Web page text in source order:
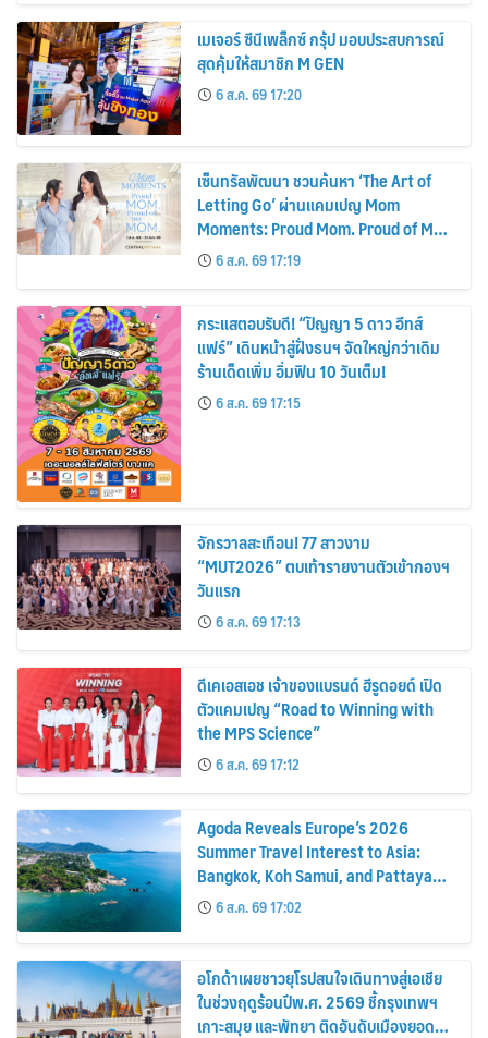
เมเจอร์ ซีนีเพล็กซ์ กรุ้ป มอบประสบการณ์
สุดคุ้มให้สมาชิก M GEN
6 ส.ค. 69 17:20
เซ็นทรัลพัฒนา ชวนค้นหา ‘The Art of
Letting Go’ ผ่านแคมเปญ Mom
Moments: Proud Mom. Proud of My
Mom.6 ส.ค. 69 17:19
กระแสตอบรับดี! “ปัญญา 5 ดาว อีทส์
แฟร์” เดินหน้าสู่ฝั่งธนฯ จัดใหญ่กว่าเดิม
ร้านเด็ดเพิ่ม อิ่มฟิน 10 วันเต็ม!
6 ส.ค. 69 17:15
จักรวาลสะเทือน! 77 สาวงาม
“MUT2026” ตบเท้ารายงานตัวเข้ากองฯ
วันแรก
6 ส.ค. 69 17:13
ดีเคเอสเอช เจ้าของแบรนด์ ฮีรูดอยด์ เปิด
ตัวแคมเปญ “Road to Winning with
the MPS Science”
6 ส.ค. 69 17:12
Agoda Reveals Europe’s 2026
Summer Travel Interest to Asia:
Bangkok, Koh Samui, and Pattaya
Among the Top Cities
6 ส.ค. 69 17:02
อโกด้าเผยชาวยุโรปสนใจเดินทางสู่เอเชีย
ในช่วงฤดูร้อนปีพ.ศ. 2569 ชี้กรุงเทพฯ
เกาะสมุย และพัทยา ติดอันดับเมืองยอด